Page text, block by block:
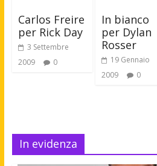
Carlos Freire
per Rick Day
3 Settembre
2009
0
In bianco
per Dylan
Rosser
19 Gennaio
2009
0
In evidenza